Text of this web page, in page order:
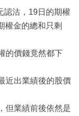
認沽，19日的期權
權金的總和只剩
的價錢竟然都下
近出業績後的股價
但業績前後依然是